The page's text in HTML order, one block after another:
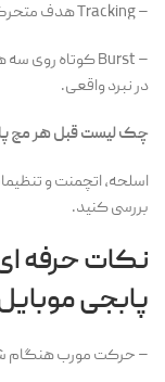
– Tracking هدف متحرک 5 دقیقه هماهنگی حرکت و شلیک.
در نبرد واقعی.
چک لیست قبل هر مچ
بررسی کنید.
نکات حرفه
پابجی
– حرکت مورب هنگام